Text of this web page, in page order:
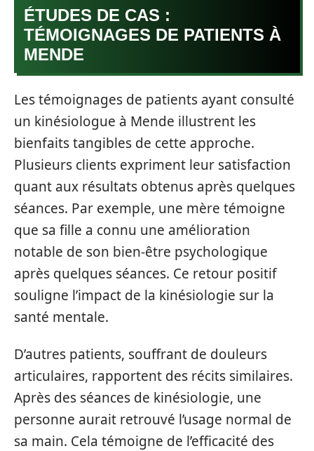
ÉTUDES DE CAS :
TÉMOIGNAGES DE PATIENTS À
MENDE
Les témoignages de patients ayant consulté
un kinésiologue à Mende illustrent les
bienfaits tangibles de cette approche.
Plusieurs clients expriment leur satisfaction
quant aux résultats obtenus après quelques
séances. Par exemple, une mère témoigne
que sa fille a connu une amélioration
notable de son bien-être psychologique
après quelques séances. Ce retour positif
souligne l’impact de la kinésiologie sur la
santé mentale.
D’autres patients, souffrant de douleurs
articulaires, rapportent des récits similaires.
Après des séances de kinésiologie, une
personne aurait retrouvé l’usage normal de
sa main. Cela témoigne de l’efficacité des